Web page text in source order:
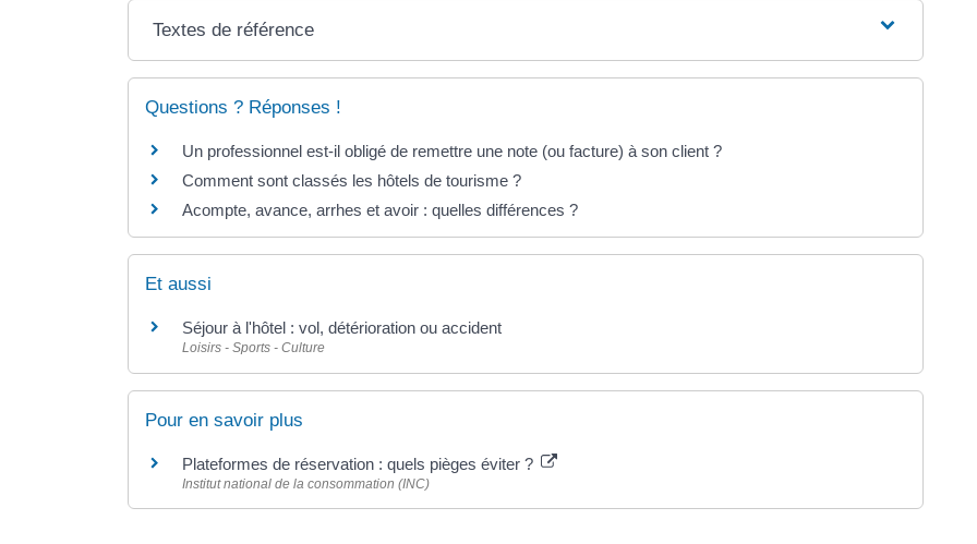
Textes de référence
Questions ? Réponses !
Un professionnel est-il obligé de remettre une note (ou facture) à son client ?
Comment sont classés les hôtels de tourisme ?
Acompte, avance, arrhes et avoir : quelles différences ?
Et aussi
Séjour à l'hôtel : vol, détérioration ou accident
Loisirs - Sports - Culture
Pour en savoir plus
Plateformes de réservation : quels pièges éviter ?
Institut national de la consommation (INC)